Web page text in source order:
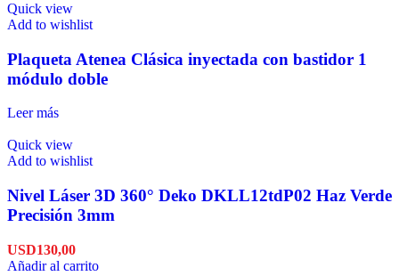
Quick view
Add to wishlist
Plaqueta Atenea Clásica inyectada con bastidor 1
módulo doble
Leer más
Quick view
Add to wishlist
Nivel Láser 3D 360° Deko DKLL12tdP02 Haz Verde
Precisión 3mm
USD130,00
Añadir al carrito